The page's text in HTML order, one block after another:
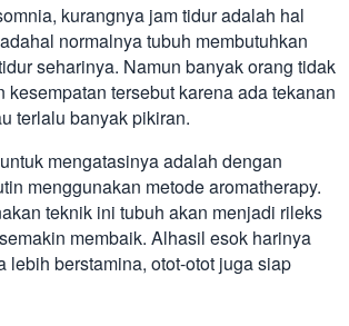
kurangnya jam tidur adalah hal
normalnya tubuh membutuhkan
seharinya. Namun banyak orang tidak
kesempatan tersebut karena ada tekanan
terlalu banyak pikiran.
mengatasinya adalah dengan
menggunakan metode aromatherapy.
teknik ini tubuh akan menjadi rileks
membaik. Alhasil esok harinya
lebih berstamina, otot-otot juga siap